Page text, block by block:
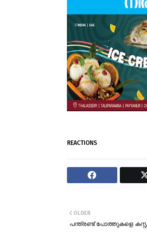
REACTIONS
OLDER
പന്ത്രണ്ട് പോത്തുകളെ